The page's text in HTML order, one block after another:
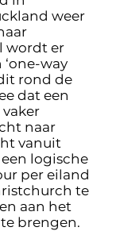
weer
wordt er
way
rond de
dat een
naar
vanuit
logische
per eiland
te
aan het
brengen.